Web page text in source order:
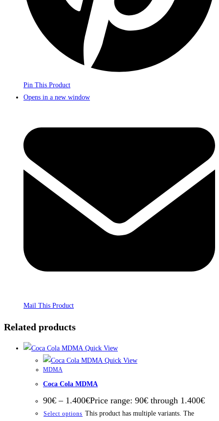
Pin This Product
Opens in a new window
Mail This Product
Related products
Quick View
Quick View
MDMA
Coca Cola MDMA
90€ – 1.400€Price range: 90€ through 1.400€
Select options This product has multiple variants. The